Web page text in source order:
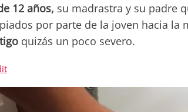
12 años, su madrastra y su padre
por parte de la joven hacia la
quizás un poco severo.